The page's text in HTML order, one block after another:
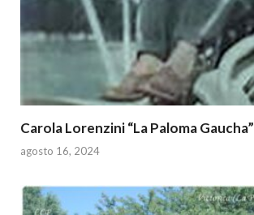
Carola Lorenzini “La Paloma Gaucha”
agosto 16, 2024